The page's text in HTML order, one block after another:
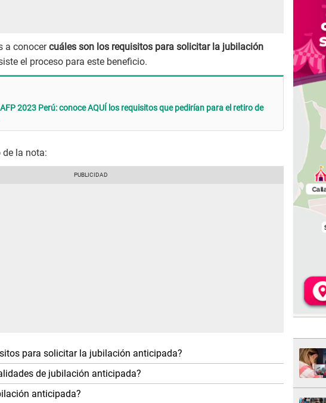
a conocercuáles son los requisitos para solicitar la jubilación
el proceso para este beneficio.
2023 Perú: conoce AQUÍ los requisitos que pedirían para el retiro de
de la nota:
para solicitar la jubilación anticipada?
de jubilación anticipada?
anticipada?